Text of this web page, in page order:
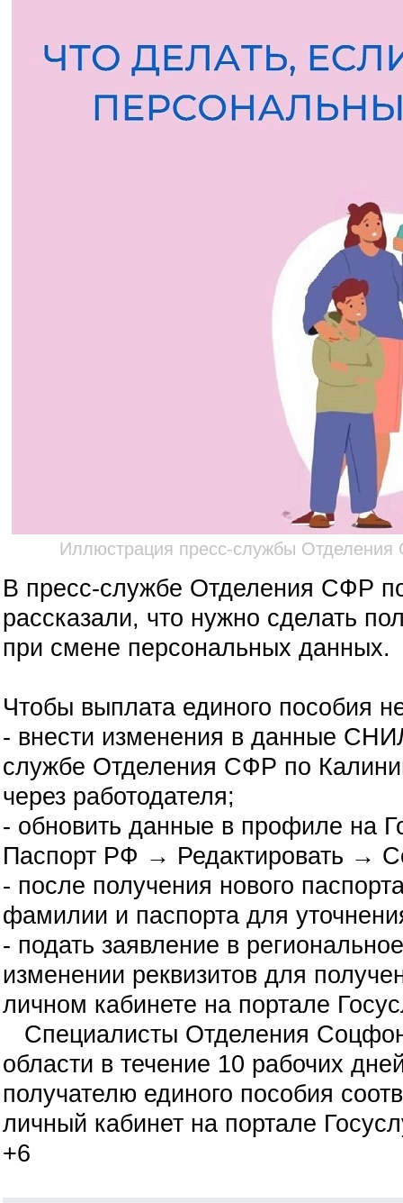
Иллюстрация пресс-службы Отделения
В пресс-службе Отделения СФР
рассказали, что нужно сделать
при смене персональных данных.
Чтобы выплата единого пособия
- внести изменения в данные
службе Отделения СФР по
через работодателя;
- обновить данные в профиле на
Паспорт РФ → Редактировать →
- после получения нового
фамилии и паспорта для
- подать заявление в
изменении реквизитов для
личном кабинете на портале
Специалисты Отделения
области в течение 10 рабочих
получателю единого пособия
личный кабинет на портале
+6